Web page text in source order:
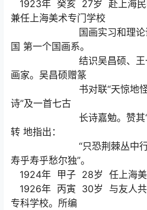
1923年 癸亥 27岁 赴上海民
兼任上海美术专门学校
国画实习和理论课教
国 第一个国画系。
结识吴昌硕、王一亭
画家。吴昌硕赠篆
书对联“天惊地怪见落
诗”及一首七古
长诗嘉勉。赞其“年仅
转 地指出：
“只恐荆棘丛中行太速
寿乎寿乎愁尔独”。
1924年 甲子 28岁 任上海美
1926年 丙寅 30岁 与友人共
专科学校。所编